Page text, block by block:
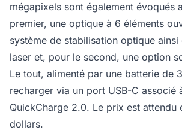
mégapixels sont également évoqués
premier, une optique à 6 éléments
système de stabilisation optique
laser et, pour le second, une option
Le tout, alimenté par une batterie de
recharger via un port USB-C associé
QuickCharge 2.0. Le prix est attendu
dollars.